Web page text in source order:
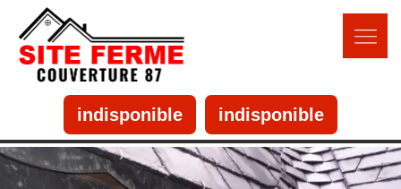
indisponible indisponible